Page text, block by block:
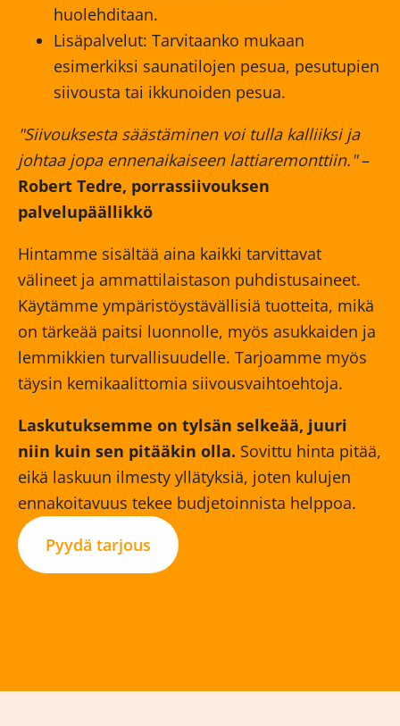
huolehditaan.
Lisäpalvelut: Tarvitaanko mukaan
esimerkiksi saunatilojen pesua, pesutupien
siivousta tai ikkunoiden pesua.
"Siivouksesta säästäminen voi tulla kalliiksi ja
johtaa jopa ennenaikaiseen lattiaremonttiin."–
Robert Tedre, porrassiivouksen
palvelupäällikkö
Hintamme sisältää aina kaikki tarvittavat
välineet ja ammattilaistason puhdistusaineet.
Käytämme ympäristöystävällisiä tuotteita, mikä
on tärkeää paitsi luonnolle, myös asukkaiden ja
lemmikkien turvallisuudelle. Tarjoamme myös
täysin kemikaalittomia siivousvaihtoehtoja.
Laskutuksemme on tylsän selkeää, juuri
niin kuin sen pitääkin olla. Sovittu hinta pitää,
eikä laskuun ilmesty yllätyksiä, joten kulujen
ennakoitavuus tekee budjetoinnista helppoa.
Pyydä tarjous